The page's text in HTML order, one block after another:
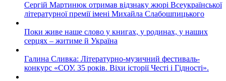
Сергій Мартинюк отримав відзнаку жюрі Всеукраїнської
літературної премії імені Михайла Слабошпицького
Поки живе наше слово у книгах, у родинах, у наших
серцях – житиме й Україна
Галина Сливка: Літературно-музичний фестиваль-
конкурс «СОУ. 35 років. Віхи історії Честі і Гідності».